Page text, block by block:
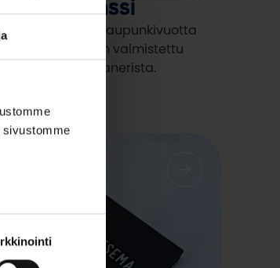
sivustomme
pukupinssi
kulttuuripääkaupunkivuotta
Pukupinssi on valmistettu
koivuvanerista.